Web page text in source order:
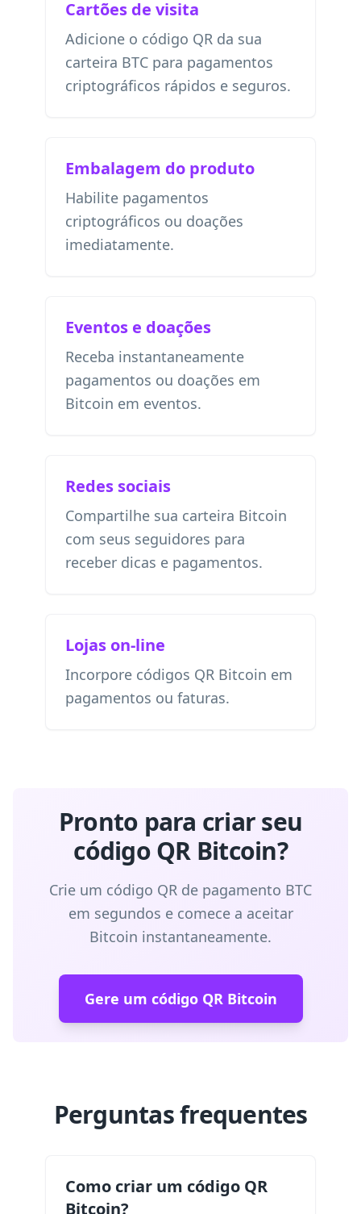
Cartões de visita
Adicione o código QR da sua
carteira BTC para pagamentos
criptográficos rápidos e seguros.
Embalagem do produto
Habilite pagamentos
criptográficos ou doações
imediatamente.
Eventos e doações
Receba instantaneamente
pagamentos ou doações em
Bitcoin em eventos.
Redes sociais
Compartilhe sua carteira Bitcoin
com seus seguidores para
receber dicas e pagamentos.
Lojas on-line
Incorpore códigos QR Bitcoin em
pagamentos ou faturas.
Pronto para criar seu
código QR Bitcoin?
Crie um código QR de pagamento BTC
em segundos e comece a aceitar
Bitcoin instantaneamente.
Gere um código QR Bitcoin
Perguntas frequentes
Como criar um código QR
Bitcoin?